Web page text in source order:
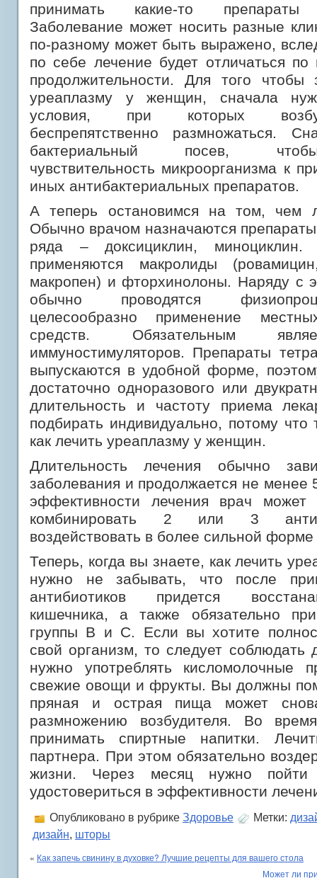
принимать какие-то препараты
Заболевание может носить разные
по-разному может быть выражено,
по себе лечение будет отличаться
продолжительности. Для того чтобы
уреаплазму у женщин, сначала
условия, при которых
беспрепятственно размножаться.
бактериальный посев,
чувствительность микроорганизма к
иных антибактериальных препаратов.
А теперь остановимся на том, чем
Обычно врачом назначаются препараты
ряда – доксициклин,
применяются макролиды
макропен) и фторхинолоны. Наряду с
обычно проводятся
целесообразно применение
средств. Обязательным
иммуностимуляторов. Препараты
выпускаются в удобной форме,
достаточно одноразового или
длительность и частоту приема
подбирать индивидуально, потому что
как лечить уреаплазму у женщин.
Длительность лечения обычно
заболевания и продолжается не менее
эффективности лечения врач может
комбинировать 2 или 3
воздействовать в более сильной форме
Теперь, когда вы знаете, как лечить
нужно не забывать, что после
антибиотиков придется
кишечника, а также обязательно
группы В и С. Если вы хотите
свой организм, то следует соблюдать
нужно употреблять кисломолочные
свежие овощи и фрукты. Вы должны
пряная и острая пища может снова
размножению возбудителя. Во
принимать спиртные напитки.
партнера. При этом обязательно
жизни. Через месяц нужно
удостовериться в эффективности
Опубликовано в рубрике Здоровье Метки:
дизайн, шторы
« Как запечь свинину в духовке? Лучшие рецепты для вашего стола
Может ли